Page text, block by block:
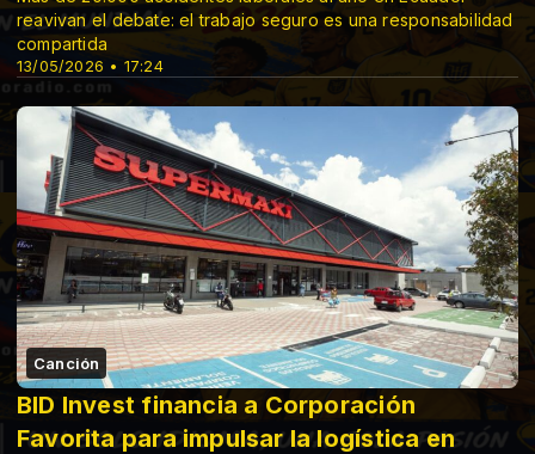
13/05/2026 • 17:24
reavivan el debate: el trabajo seguro es una responsabilidad
compartida
Canción
BID Invest financia a Corporación
Favorita para impulsar la logística en